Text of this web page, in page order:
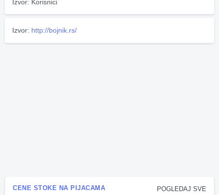
Izvor: Korisnici
Izvor: http://bojnik.rs/
POGLEDAJ SVE
CENE STOKE NA PIJACAMA